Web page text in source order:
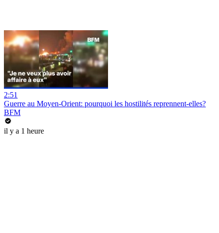
2:51
Guerre au Moyen-Orient: pourquoi les hostilités reprennent-elles?
BFM
il y a 1 heure